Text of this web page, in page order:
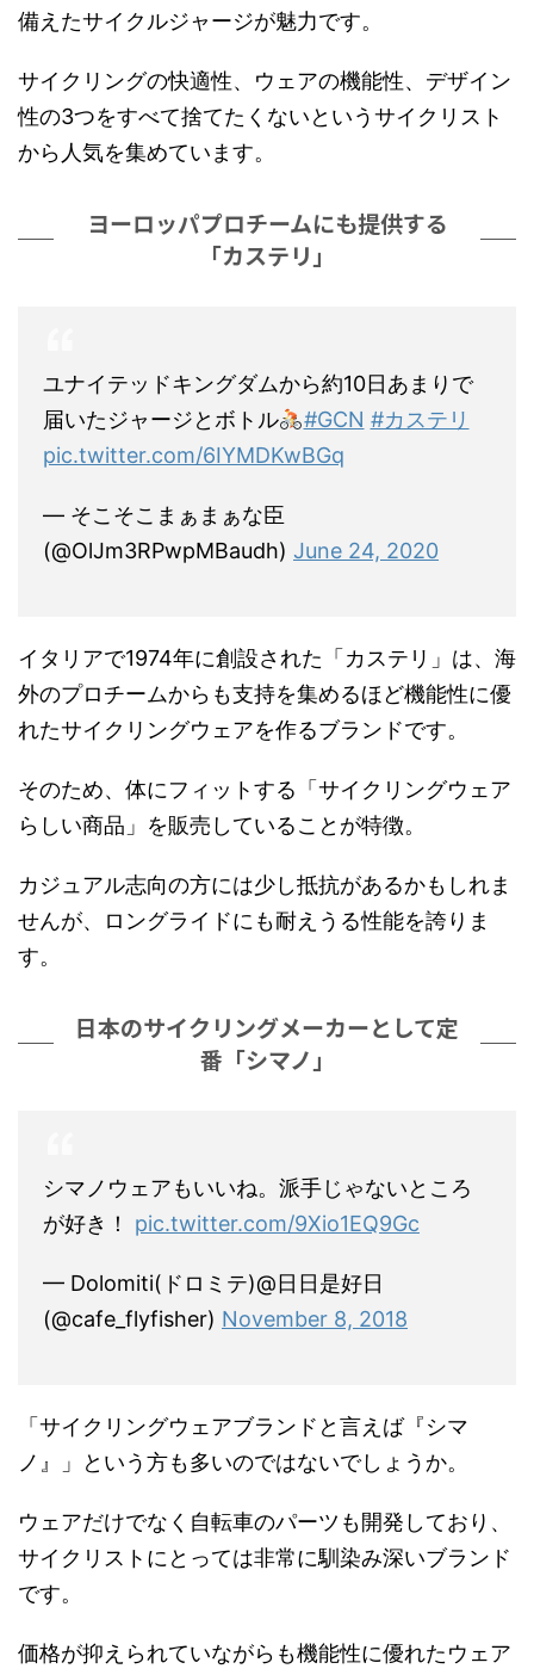
備えたサイクルジャージが魅力です。
サイクリングの快適性、ウェアの機能性、デザイン
性の3つをすべて捨てたくないというサイクリスト
から人気を集めています。
ヨーロッパプロチームにも提供する
「カステリ」
ユナイテッドキングダムから約10日あまりで
届いたジャージとボトル
#GCN #カステリ
pic.twitter.com/6IYMDKwBGq
— そこそこまぁまぁな臣
(@OlJm3RPwpMBaudh) June 24, 2020
イタリアで1974年に創設された「カステリ」は、海
外のプロチームからも支持を集めるほど機能性に優
れたサイクリングウェアを作るブランドです。
そのため、体にフィットする「サイクリングウェア
らしい商品」を販売していることが特徴。
カジュアル志向の方には少し抵抗があるかもしれま
せんが、ロングライドにも耐えうる性能を誇りま
す。
日本のサイクリングメーカーとして定
番「シマノ」
シマノウェアもいいね。派手じゃないところ
が好き！ pic.twitter.com/9Xio1EQ9Gc
— Dolomiti(ドロミテ)@日日是好日
(@cafe_flyfisher) November 8, 2018
「サイクリングウェアブランドと言えば『シマ
ノ』」という方も多いのではないでしょうか。
ウェアだけでなく自転車のパーツも開発しており、
サイクリストにとっては非常に馴染み深いブランド
です。
価格が抑えられていながらも機能性に優れたウェア